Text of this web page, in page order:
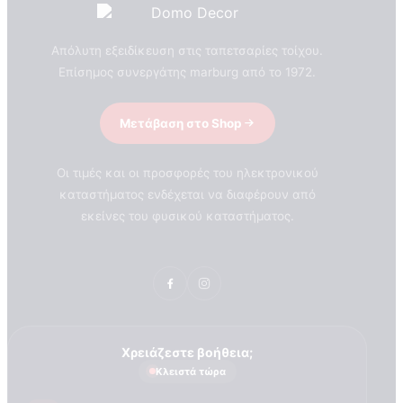
ΣΧΕΤΙΚΑ ΜΕ ΕΜΑΣ
Απόλυτη εξειδίκευση στις ταπετσαρίες τοίχου.
Επίσημος συνεργάτης marburg από το 1972.
Μετάβαση στο Shop
Οι τιμές και οι προσφορές του ηλεκτρονικού
καταστήματος ενδέχεται να διαφέρουν από
εκείνες του φυσικού καταστήματος.
Χρειάζεστε βοήθεια;
Κλειστά τώρα